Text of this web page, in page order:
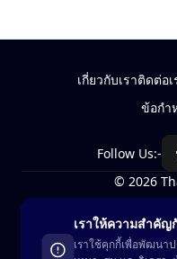
เกี่ยวกับเราติดต่อเ
ข้อกำ
Follow Us:-
© 2026
ซื้อ-ขาย
เราให้ความสำคั
เราใช้คุกกี้เพื่อพัฒนา